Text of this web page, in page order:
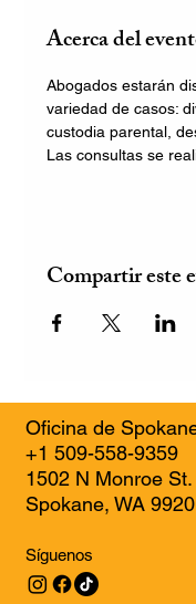
Acerca del
Abogados estarán
variedad de casos:
custodia parental,
Las consultas se
Compartir este
Oficina de
+1 509-558-9359
1502 N Monroe St.
Spokane, WA
Síguenos